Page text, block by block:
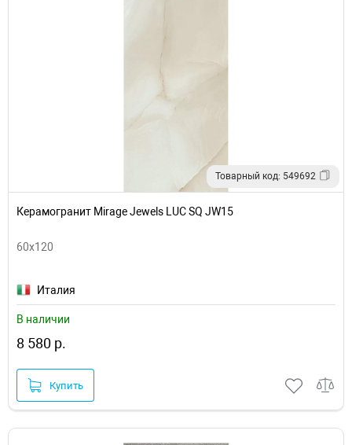
Товарный код: 549692
Керамогранит Mirage Jewels LUC SQ JW15
60x120
Италия
В наличии
8 580 р.
Купить